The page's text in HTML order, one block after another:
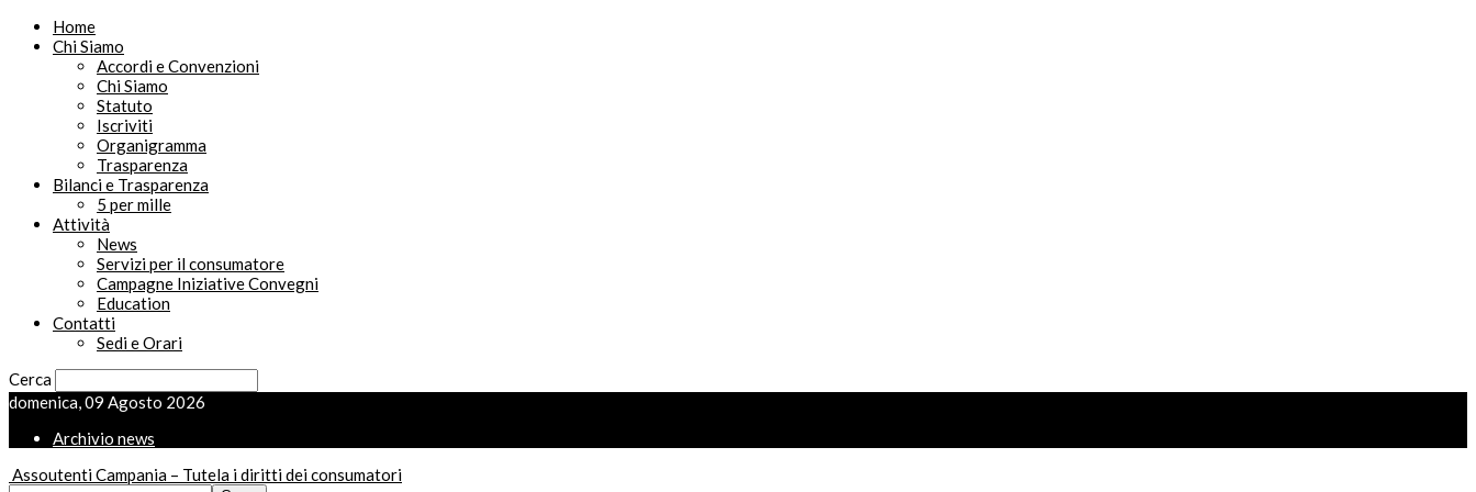
Home
Chi Siamo
Accordi e Convenzioni
Chi Siamo
Statuto
Iscriviti
Organigramma
Trasparenza
Bilanci e Trasparenza
5 per mille
Attività
News
Servizi per il consumatore
Campagne Iniziative Convegni
Education
Contatti
Sedi e Orari
Cerca
domenica, 09 Agosto 2026
Archivio news
Assoutenti Campania – Tutela i diritti dei consumatori